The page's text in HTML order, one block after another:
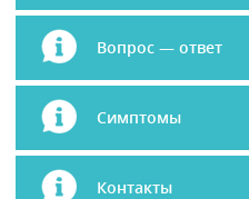
Вопрос — ответ
Симптомы
Контакты